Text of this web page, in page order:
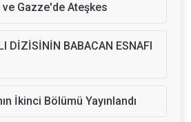
Gazze'de Ateşkes
DİZİSİNİN BABACAN ESNAFI
İkinci Bölümü Yayınlandı